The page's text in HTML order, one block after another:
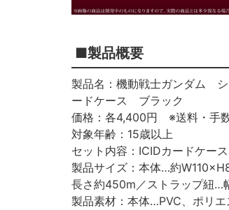
■製品概要
製品名：機動戦士ガンダム
ードケース ブラック
価格：各4,400円 ※送料・手
対象年齢：15歳以上
セット内容：ICIDカードケー
製品サイズ：本体…約
長さ約450m／ストラップ紐
製品素材：本体…PVC、ポリ